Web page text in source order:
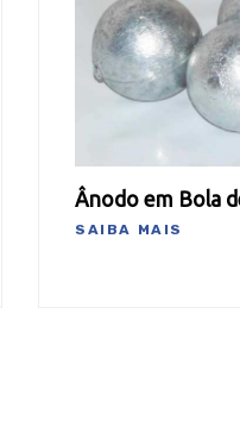
Ânodo em Bola
SAIBA MAIS